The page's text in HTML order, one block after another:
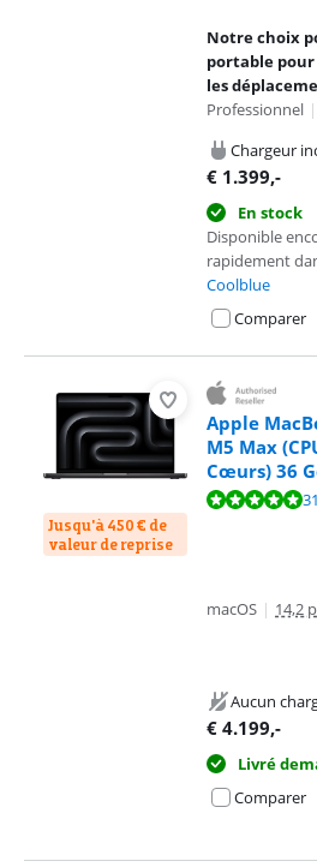
Notre choix
portable
les
Professionnel |
Chargeur
€ 1.399,-
En stock
Disponible
rapidement
Coolblue
Comparer
Jusqu'à 450 € de
valeur de reprise
Apple
M5 Max
Cœurs) 36
La note est de 9,6 sur 10, basée sur 31
macOS | 14,2 p
Aucun
€ 4.199,-
Livré
Comparer